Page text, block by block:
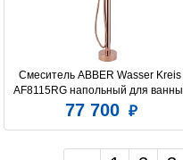
Смеситель ABBER Wasser Kreis
AF8115RG напольный для
розовое золото
77 700